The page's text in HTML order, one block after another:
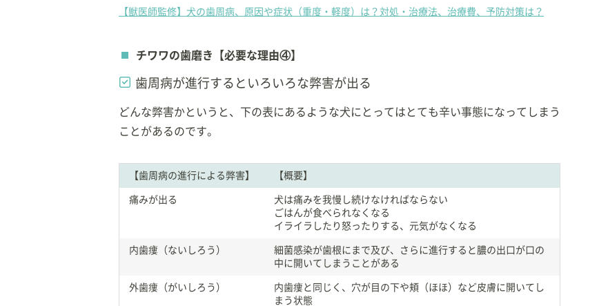
【獣医師監修】犬の歯周病、原因や症状（重度・軽度）は？対処・治療法、治療費、予防対策は？
チワワの歯磨き【必要な理由④】
歯周病が進行するといろいろな弊害が出る
どんな弊害かというと、下の表にあるような犬にとってはとても辛い事態になってしまう
ことがあるのです。
【歯周病の進行による弊害】 【概要】
痛みが出る
犬は痛みを我慢し続けなければならない
ごはんが食べられなくなる
イライラしたり怒ったりする、元気がなくなる
内歯瘻（ないしろう）
細菌感染が歯根にまで及び、さらに進行すると膿の出口が口の
中に開いてしまうことがある
外歯瘻（がいしろう）
内歯瘻と同じく、穴が目の下や頬（ほほ）など皮膚に開いてし
まう状態